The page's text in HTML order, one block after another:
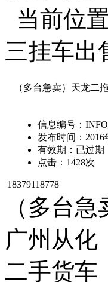
当前位置
三挂车出
（多台急卖）天龙二
信息编号：
发布时间： 2016
有效期： 已过期
点击： 1428次
18379118778
（多台
广州从化
二手货车